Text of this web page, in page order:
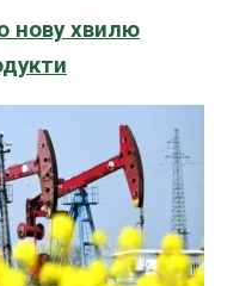
нову хвилю